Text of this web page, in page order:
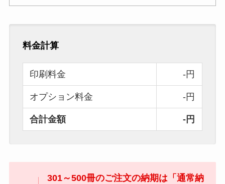
料金計算
印刷料金 -円
オプション料金 -円
合計金額 -円
301～500冊のご注文の納期は「通常納